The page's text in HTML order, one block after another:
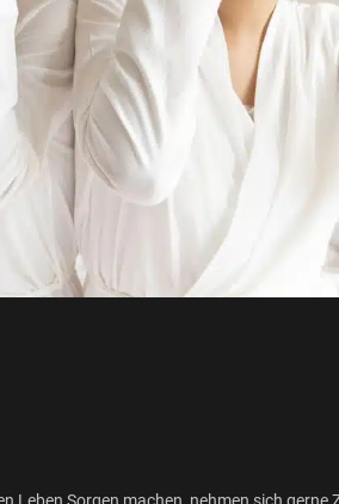
Leben Sorgen machen, nehmen sich gerne